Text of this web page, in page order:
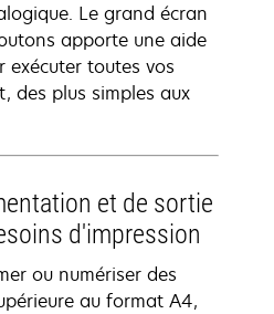
Le grand écran
apporte une aide
exécuter toutes vos
des plus simples aux
et de sortie
d'impression
ou numériser des
au format A4,